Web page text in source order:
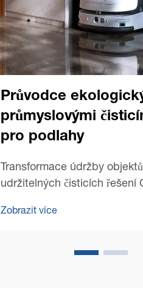
Průvodce
průmyslovými
pro podlahy
Transformace údržby
udržitelných čisticích řešení
letech výrazně proměnil,
Moderní stroje pro čištění
Zobrazit více